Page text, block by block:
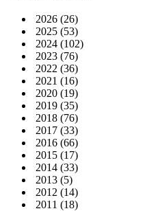
2026 (26)
2025 (53)
2024 (102)
2023 (76)
2022 (36)
2021 (16)
2020 (19)
2019 (35)
2018 (76)
2017 (33)
2016 (66)
2015 (17)
2014 (33)
2013 (5)
2012 (14)
2011 (18)